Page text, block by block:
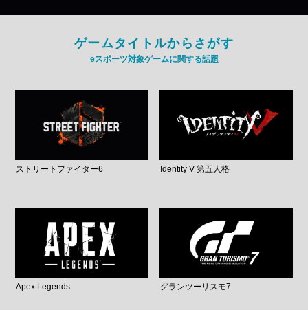
ゲームタイトルからさがす
eスポーツ対象ゲームに関する話題
ストリートファイター6 Identity V 第五人格
Apex Legends グランツーリスモ7